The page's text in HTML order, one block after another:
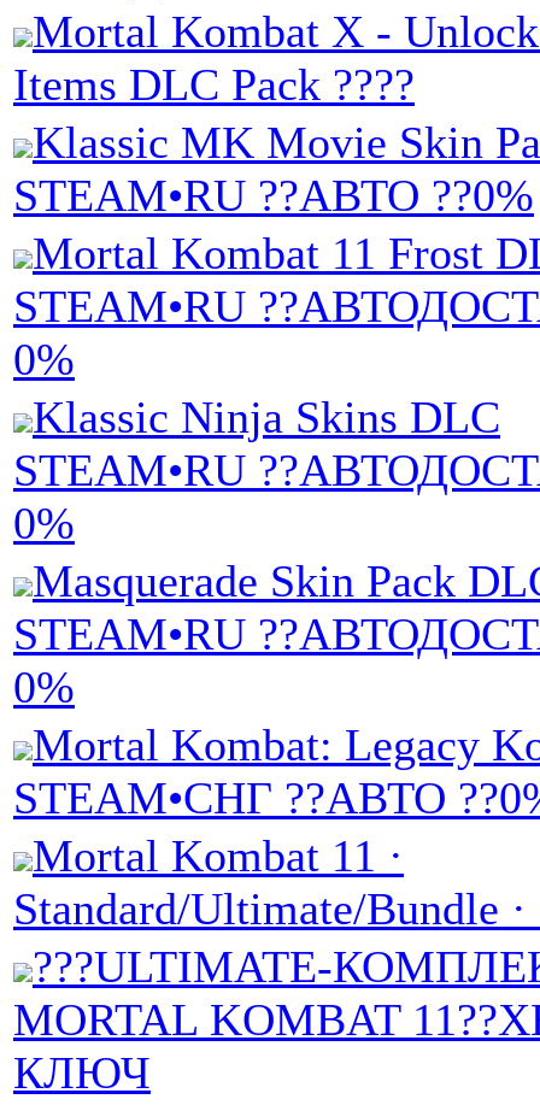
Mortal Kombat X -
Items DLC Pack ????
Klassic MK Movie Skin
STEAM•RU ??АВТО ??0%
Mortal Kombat 11 Frost
STEAM•RU
0%
Klassic Ninja Skins DLC
STEAM•RU
0%
Masquerade Skin Pack
STEAM•RU
0%
Mortal Kombat: Legacy
STEAM•СНГ ??АВТО
Mortal Kombat 11 ·
Standard/Ultimate/Bundle ·
???ULTIMATE-
MORTAL KOMBAT
КЛЮЧ